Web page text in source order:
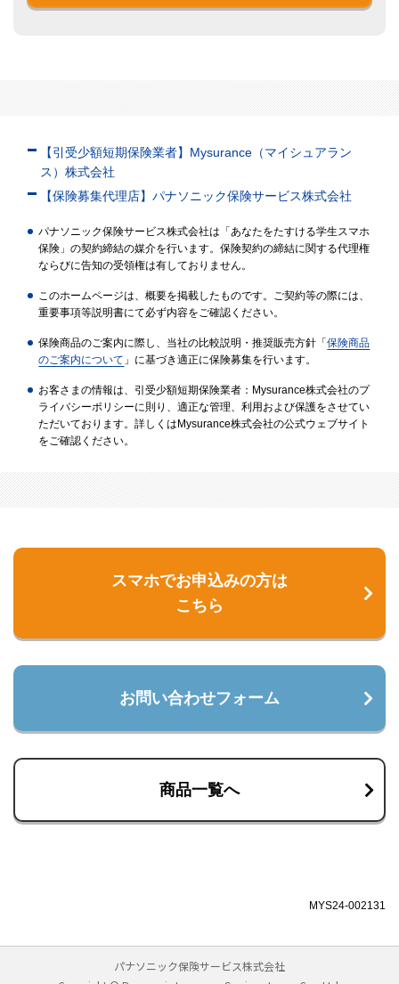
【引受少額短期保険業者】Mysurance（マイシュアラン
ス）株式会社
【保険募集代理店】パナソニック保険サービス株式会社
パナソニック保険サービス株式会社は「あなたをたすける学生スマホ
保険」の契約締結の媒介を行います。保険契約の締結に関する代理権
ならびに告知の受領権は有しておりません。
このホームページは、概要を掲載したものです。ご契約等の際には、
重要事項等説明書にて必ず内容をご確認ください。
保険商品のご案内に際し、当社の比較説明・推奨販売方針「保険商品
のご案内について 」に基づき適正に保険募集を行います。
お客さまの情報は、引受少額短期保険業者：Mysurance株式会社のプ
ライバシーポリシーに則り、適正な管理、利用および保護をさせてい
ただいております。詳しくはMysurance株式会社の公式ウェブサイト
をご確認ください。
スマホでお申込みの方は
こちら
お問い合わせフォーム
商品一覧へ
MYS24-002131
パナソニック保険サービス株式会社